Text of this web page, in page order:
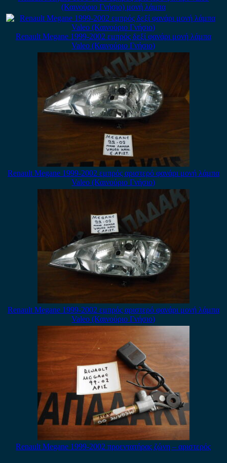
(Καινούριο Γνήσιο) μονή λάμπα
Renault Megane 1999-2002 εμπρός δεξί φανάρι μονή λάμπα
Valeo (Καινούριο Γνήσιο)
Renault Megane 1999-2002 εμπρός αριστερό φανάρι μονή λάμπα
Valeo (Καινούριο Γνήσιο)
Renault Megane 1999-2002 εμπρός αριστερό φανάρι μονή λάμπα
Valeo (Καινούριο Γνήσιο)
Renault Megane 1999-2002 προεντατήρας ζώνη – αριστερός